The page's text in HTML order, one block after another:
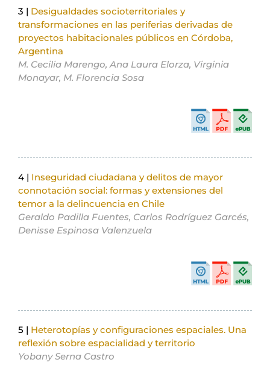
3 | Desigualdades socioterritoriales y
transformaciones en las periferias derivadas de
proyectos habitacionales públicos en Córdoba,
Argentina
M. Cecilia Marengo, Ana Laura Elorza, Virginia
Monayar, M. Florencia Sosa
4 | Inseguridad ciudadana y delitos de mayor
connotación social: formas y extensiones del
temor a la delincuencia en Chile
Geraldo Padilla Fuentes, Carlos Rodríguez Garcés,
Denisse Espinosa Valenzuela
5 | Heterotopías y configuraciones espaciales. Una
reflexión sobre espacialidad y territorio
Yobany Serna Castro